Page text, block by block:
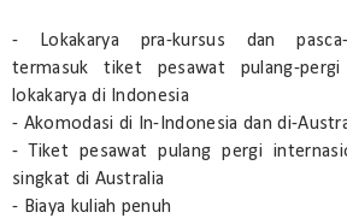
- Lokakarya pra-kursus dan pasca-
termasuk tiket pesawat pulang-
lokakarya di Indonesia
- Akomodasi di In-Indonesia dan di-
- Tiket pesawat pulang pergi
singkat di Australia
- Biaya kuliah penuh